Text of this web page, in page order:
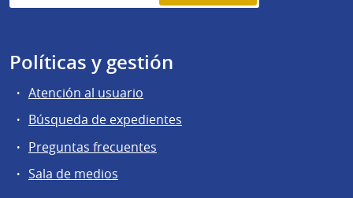
Políticas y gestión
Atención al usuario
Búsqueda de expedientes
Preguntas frecuentes
Sala de medios